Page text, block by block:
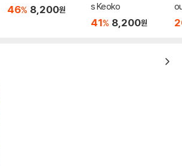
46% 8,200원
s Keoko
41% 8,200원